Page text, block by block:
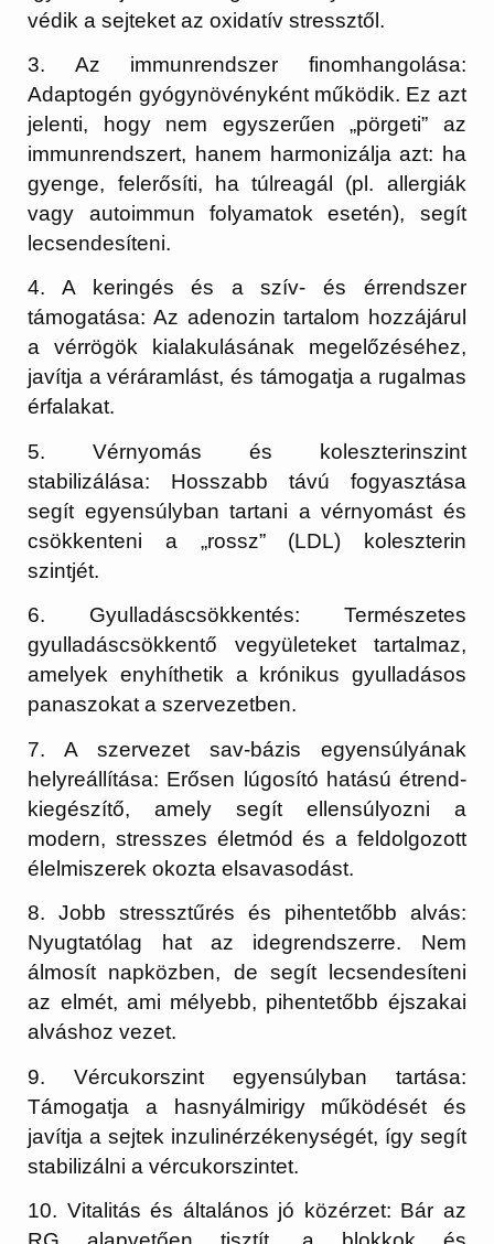
védik a sejteket az oxidatív stressztől.
3. Az immunrendszer finomhangolása:
Adaptogén gyógynövényként működik. Ez azt
jelenti, hogy nem egyszerűen „pörgeti” az
immunrendszert, hanem harmonizálja azt: ha
gyenge, felerősíti, ha túlreagál (pl. allergiák
vagy autoimmun folyamatok esetén), segít
lecsendesíteni.
4. A keringés és a szív- és érrendszer
támogatása: Az adenozin tartalom hozzájárul
a vérrögök kialakulásának megelőzéséhez,
javítja a véráramlást, és támogatja a rugalmas
érfalakat.
5. Vérnyomás és koleszterinszint
stabilizálása: Hosszabb távú fogyasztása
segít egyensúlyban tartani a vérnyomást és
csökkenteni a „rossz” (LDL) koleszterin
szintjét.
6. Gyulladáscsökkentés: Természetes
gyulladáscsökkentő vegyületeket tartalmaz,
amelyek enyhíthetik a krónikus gyulladásos
panaszokat a szervezetben.
7. A szervezet sav-bázis egyensúlyának
helyreállítása: Erősen lúgosító hatású étrend-
kiegészítő, amely segít ellensúlyozni a
modern, stresszes életmód és a feldolgozott
élelmiszerek okozta elsavasodást.
8. Jobb stressztűrés és pihentetőbb alvás:
Nyugtatólag hat az idegrendszerre. Nem
álmosít napközben, de segít lecsendesíteni
az elmét, ami mélyebb, pihentetőbb éjszakai
alváshoz vezet.
9. Vércukorszint egyensúlyban tartása:
Támogatja a hasnyálmirigy működését és
javítja a sejtek inzulinérzékenységét, így segít
stabilizálni a vércukorszintet.
10. Vitalitás és általános jó közérzet: Bár az